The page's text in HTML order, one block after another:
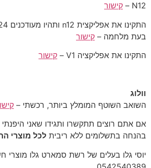
N12 –
קישור
בעת מלחמה – קישור
התקינו את אפליקציה V1 –
קישור
וולוג
אם אתם רוצים תתקשרו ותגידו שאני
בהנחה בתשלומים ללא ריבית לכל מוצרי
יוסי גלו בעלים של רשת סמארט גלו מוצרי